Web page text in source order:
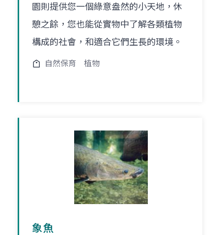
園則提供您一個綠意盎然的小天地，休
憩之餘，您也能從實物中了解各類植物
構成的社會，和適合它們生長的環境。
自然保育 植物
象魚